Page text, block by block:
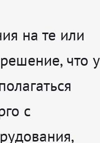
на те или
что у
с